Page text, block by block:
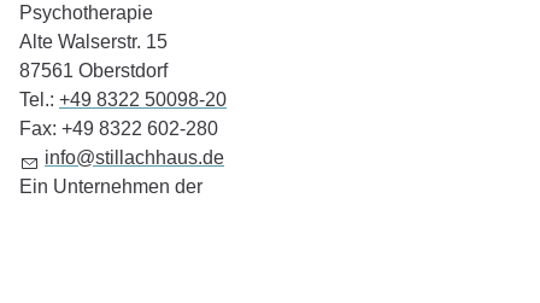
Psychotherapie
Alte Walserstr. 15
87561 Oberstdorf
Tel.: +49 8322 50098-20
Fax: +49 8322 602-280
info@stillachhaus.de
Ein Unternehmen der